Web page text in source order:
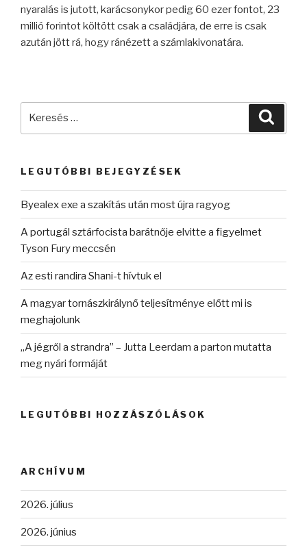
nyaralás is jutott, karácsonykor pedig 60 ezer fontot, 23
millió forintot költött csak a családjára, de erre is csak
azután jött rá, hogy ránézett a számlakivonatára.
LEGUTÓBBI BEJEGYZÉSEK
Byealex exe a szakítás után most újra ragyog
A portugál sztárfocista barátnője elvitte a figyelmet
Tyson Fury meccsén
Az esti randira Shani-t hívtuk el
A magyar tornászkirálynő teljesítménye előtt mi is
meghajolunk
„A jégről a strandra” – Jutta Leerdam a parton mutatta
meg nyári formáját
LEGUTÓBBI HOZZÁSZÓLÁSOK
ARCHÍVUM
2026. július
2026. június